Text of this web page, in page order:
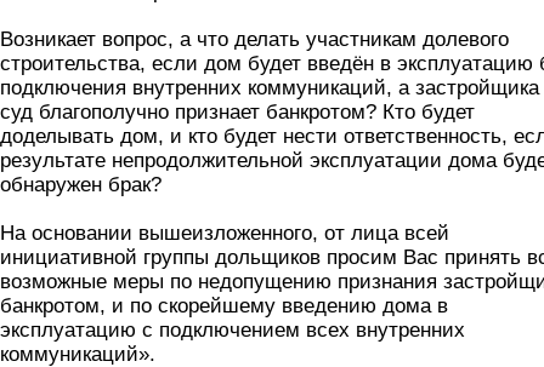
Возникает вопрос, а что делать участникам долевого
строительства, если дом будет введён в эксплуатацию
подключения внутренних коммуникаций, а застройщика
суд благополучно признает банкротом? Кто будет
доделывать дом, и кто будет нести ответственность,
результате непродолжительной эксплуатации дома
обнаружен брак?
На основании вышеизложенного, от лица всей
инициативной группы дольщиков просим Вас принять
возможные меры по недопущению признания
банкротом, и по скорейшему введению дома в
эксплуатацию с подключением всех внутренних
коммуникаций».